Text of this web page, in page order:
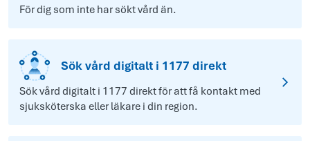
För dig som inte har sökt vård än.
Sök vård digitalt i 1177 direkt
Sök vård digitalt i 1177 direkt för att få kontakt med
sjuksköterska eller läkare i din region.